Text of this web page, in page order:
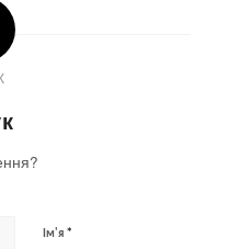
Ім'я *